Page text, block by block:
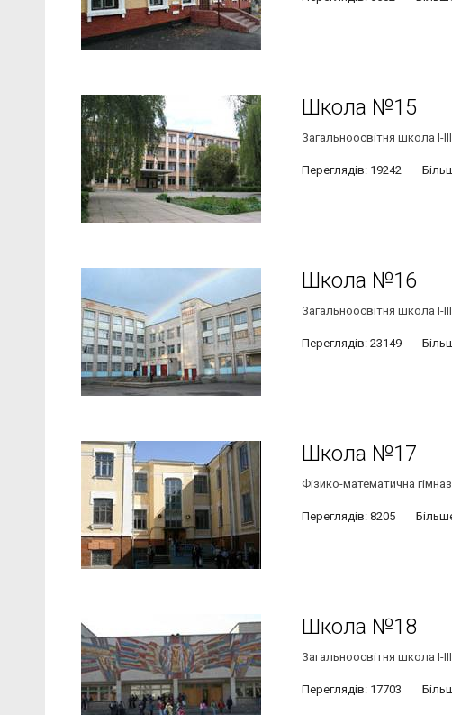
Школа №15
Загальноосвітня школа І-
Переглядів: 19242
Школа №16
Загальноосвітня школа І-
Переглядів: 23149
Школа №17
Фізико-математична
Переглядів: 8205
Школа №18
Загальноосвітня школа І-
Переглядів: 17703